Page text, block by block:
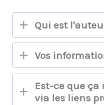
Qui est
Vos
Est-ce que ça
via les liens